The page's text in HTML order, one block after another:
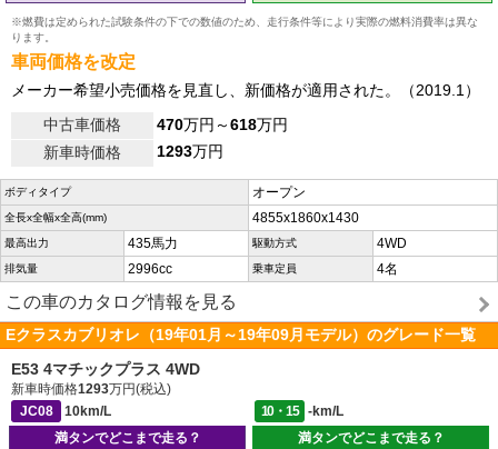
※燃費は定められた試験条件の下での数値のため、走行条件等により実際の燃料消費率は異な
ります。
車両価格を改定
メーカー希望小売価格を見直し、新価格が適用された。（2019.1）
中古車価格
470万円～618万円
新車時価格
1293万円
ボディタイプ オープン
全長x全幅x全高(mm) 4855x1860x1430
最高出力 435馬力 駆動方式 4WD
排気量 2996cc 乗車定員 4名
この車のカタログ情報を見る
Eクラスカブリオレ（19年01月～19年09月モデル）のグレード一覧
E53 4マチックプラス 4WD
新車時価格1293万円(税込)
JC08
10km/L 10・15
-km/L
満タンでどこまで走る？
満タンでどこまで走る？